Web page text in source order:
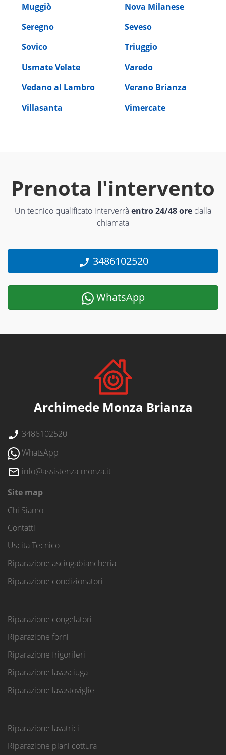
Muggiò
Nova Milanese
Seregno
Seveso
Sovico
Triuggio
Usmate Velate
Varedo
Vedano al Lambro
Verano Brianza
Villasanta
Vimercate
Prenota l'intervento
Un tecnico qualificato interverràentro 24/48 ore dalla
chiamata
3486102520
WhatsApp
Archimede Monza Brianza
3486102520
WhatsApp
info@assistenza-monza.it
Site map
Chi Siamo
Contatti
Uscita Tecnico
Riparazione asciugabiancheria
Riparazione condizionatori
Riparazione congelatori
Riparazione forni
Riparazione frigoriferi
Riparazione lavasciuga
Riparazione lavastoviglie
Riparazione lavatrici
Riparazione piani cottura